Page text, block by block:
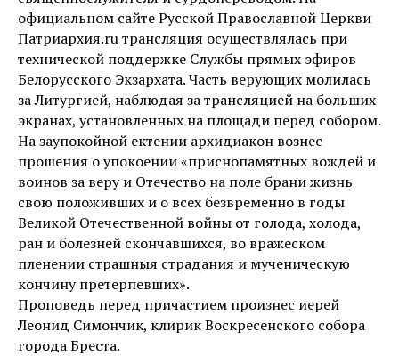
официальном сайте Русской Православной Церкви
Патриархия.ru трансляция осуществлялась при
технической поддержке Службы прямых эфиров
Белорусского Экзархата. Часть верующих молилась
за Литургией, наблюдая за трансляцией на больших
экранах, установленных на площади перед собором.
На заупокойной ектении архидиакон вознес
прошения о упокоении «приснопамятных вождей и
воинов за веру и Отечество на поле брани жизнь
свою положивших и о всех безвременно в годы
Великой Отечественной войны от голода, холода,
ран и болезней скончавшихся, во вражеском
пленении страшныя страдания и мученическую
кончину претерпевших».
Проповедь перед причастием произнес иерей
Леонид Симончик, клирик Воскресенского собора
города Бреста.